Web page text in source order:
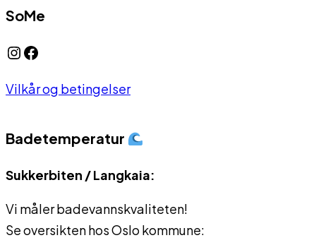
SoMe
InstagramFacebook
Vilkår og betingelser
Badetemperatur
Sukkerbiten / Langkaia:
Vi måler badevannskvaliteten!
Se oversikten hos Oslo kommune: